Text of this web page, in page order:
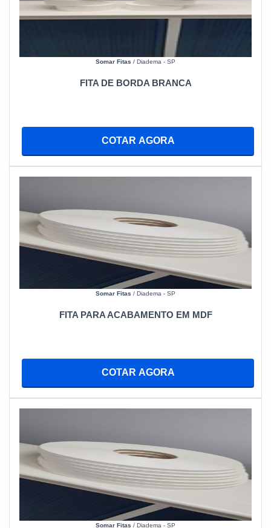
Somar Fitas / Diadema - SP
FITA DE BORDA BRANCA
COTAR AGORA
Somar Fitas / Diadema - SP
FITA PARA ACABAMENTO EM MDF
COTAR AGORA
Somar Fitas / Diadema - SP